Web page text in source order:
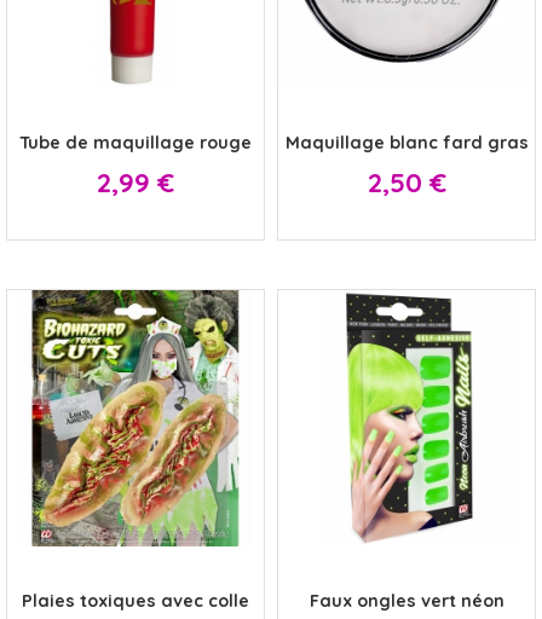
Tube de maquillage rouge
Prix
2,99 €
Maquillage blanc fard gras
Prix
2,50 €
Plaies toxiques avec colle Faux ongles vert néon